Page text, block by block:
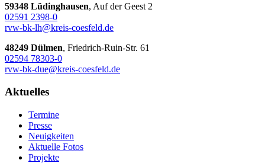
59348 Lüdinghausen, Auf der Geest 2
02591 2398-0
rvw-bk-lh@kreis-coesfeld.de
48249 Dülmen, Friedrich-Ruin-Str. 61
02594 78303-0
rvw-bk-due@kreis-coesfeld.de
Aktuelles
Termine
Presse
Neuigkeiten
Aktuelle Fotos
Projekte